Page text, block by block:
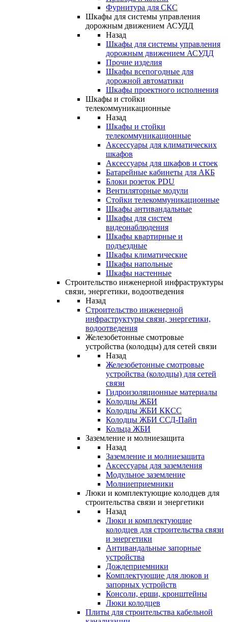
Фурнитура для СКС
Шкафы для системы управления
дорожным движением АСУДД
Назад
Шкафы для системы управления
дорожным движением АСУДД
Прочие изделия
Шкафы всепогодные для
дорожной автоматики
Шкафы проектного исполнения
Шкафы и стойки
телекоммуникационные
Назад
Шкафы и стойки
телекоммуникационные
Аксессуары для климатических
шкафов
Аксессуары для шкафов и стоек
Батарейные кабинеты для АКБ
Блоки розеток PDU
Вентиляторные модули
Стойки телекоммуникационные
Шкафы антивандальные
Шкафы для систем
видеонаблюдения
Шкафы квартирные и
подъездные
Шкафы климатические
Шкафы напольные
Шкафы настенные
Строительство инженерной инфраструктуры
связи, энергетики, водоотведения
Назад
Строительство инженерной
инфраструктуры связи, энергетики,
водоотведения
Железобетонные смотровые
устройства (колодцы) для сетей связи
Назад
Железобетонные смотровые
устройства (колодцы) для сетей
связи
Гидроизоляционные материалы
Колодцы ЖБИ
Колодцы ЖБИ ККСС
Колодцы ЖБИ ССД-Пайп
Кольца ЖБИ
Заземление и молниезащита
Назад
Заземление и молниезащита
Аксессуары для заземления
Модульное заземление
Молниеприемники
Люки и комплектующие колодцев для
строительства связи и энергетики
Назад
Люки и комплектующие
колодцев для строительства связи
и энергетики
Антивандальные запорные
устройства
Дождеприемники
Комплектующие для люков и
запорных устройств
Консоли, ерши, кронштейны
Люки колодцев
Плиты для строительства кабельной